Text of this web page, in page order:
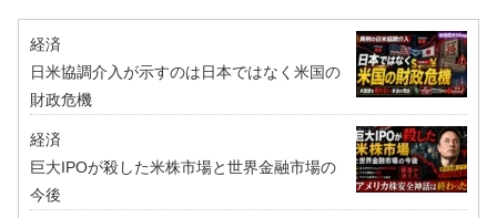
経済
日米協調介入が示すのは日本ではなく米国の
財政危機
経済
巨大IPOが殺した米株市場と世界金融市場の
今後